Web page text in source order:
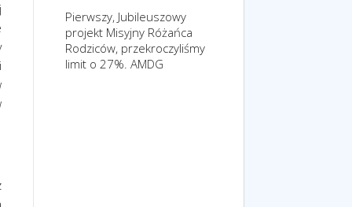
Pierwszy, Jubileuszowy
projekt Misyjny Różańca
Rodziców, przekroczyliśmy
limit o 27%. AMDG